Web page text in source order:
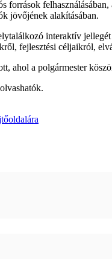
források
jövőjének alakításában.
interaktív
fejlesztési céljaikról,
ahol a polgármester
olvashatók.